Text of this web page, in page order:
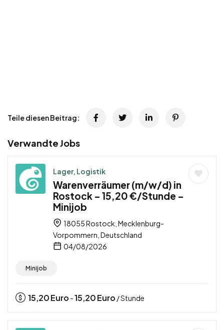
Teile diesen Beitrag:
Verwandte Jobs
Lager, Logistik
Warenverräumer (m/w/d) in
Rostock – 15,20 €/Stunde –
Minijob
18055 Rostock, Mecklenburg-
Vorpommern, Deutschland
04/08/2026
Minijob
15,20Euro -15,20Euro / Stunde